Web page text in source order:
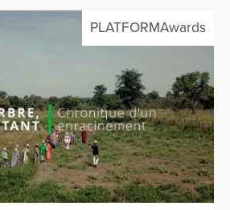
PLATFORMAwards